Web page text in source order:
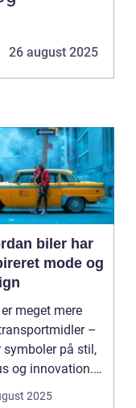
26 august 2025
biler har
mode og
meget mere
–
symboler på stil,
og innovation.
2025